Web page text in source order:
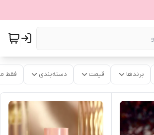
برندها قیمت دسته‌بندی فقط